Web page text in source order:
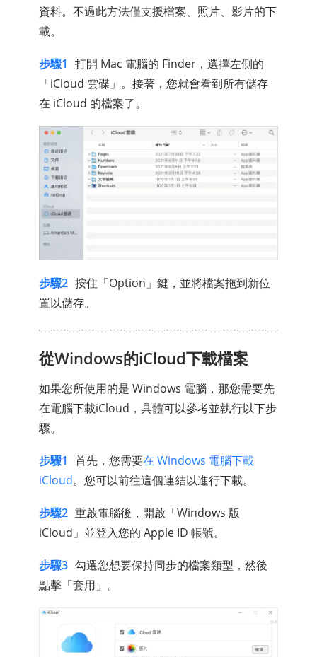
資料。不過此方法僅支援檔案、照片、影片的下
載。
步驟1 打開 Mac 電腦的 Finder，選擇左側的
「iCloud 雲碟」。接著，您就會看到所有儲存
在 iCloud 的檔案了。
步驟2 按住「Option」鍵，並將檔案拖到新位
置以儲存。
從Windows的iCloud下載檔案
如果您所使用的是 Windows 電腦，那您需要先
在電腦下載iCloud，具體可以參考並執行以下步
驟。
步驟1 首先，您需要在 Windows 電腦下載
iCloud。您可以前往這個連結以進行下載。
步驟2 重啟電腦後，開啟「Windows 版
iCloud」並登入您的 Apple ID 帳號。
步驟3 勾選您想要保持同步的檔案類型，然後
點擊「套用」。